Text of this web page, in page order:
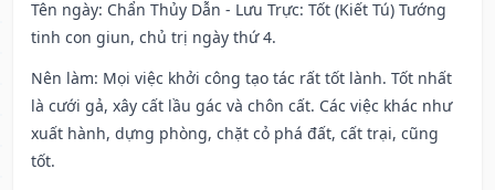
Tên ngày: Chẩn Thủy Dẫn - Lưu Trực: Tốt (Kiết Tú) Tướng
tinh con giun, chủ trị ngày thứ 4.
Nên làm: Mọi việc khởi công tạo tác rất tốt lành. Tốt nhất
là cưới gả, xây cất lầu gác và chôn cất. Các việc khác như
xuất hành, dựng phòng, chặt cỏ phá đất, cất trại, cũng
tốt.